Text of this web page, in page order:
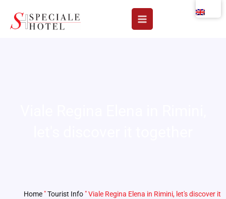
Home "Tourist Info "Viale Regina Elena in Rimini, let's discover it